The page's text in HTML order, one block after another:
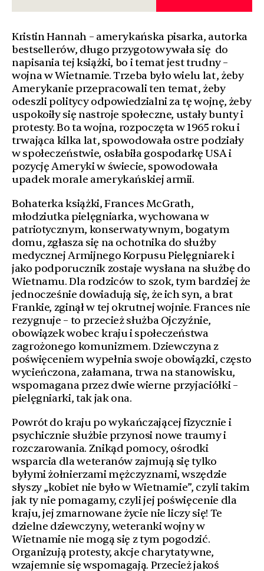
Kristin Hannah – amerykańska pisarka, autorka
bestsellerów, długo przygotowywała się do
napisania tej książki, bo i temat jest trudny –
wojna w Wietnamie. Trzeba było wielu lat, żeby
Amerykanie przepracowali ten temat, żeby
odeszli politycy odpowiedzialni za tę wojnę, żeby
uspokoiły się nastroje społeczne, ustały bunty i
protesty. Bo ta wojna, rozpoczęta w 1965 roku i
trwająca kilka lat, spowodowała ostre podziały
w społeczeństwie, osłabiła gospodarkę USA i
pozycję Ameryki w świecie, spowodowała
upadek morale amerykańskiej armii.
Bohaterka książki, Frances McGrath,
młodziutka pielęgniarka, wychowana w
patriotycznym, konserwatywnym, bogatym
domu, zgłasza się na ochotnika do służby
medycznej Armijnego Korpusu Pielęgniarek i
jako podporucznik zostaje wysłana na służbę do
Wietnamu. Dla rodziców to szok, tym bardziej że
jednocześnie dowiadują się, że ich syn, a brat
Frankie, zginął w tej okrutnej wojnie. Frances nie
rezygnuje – to przecież służba Ojczyźnie,
obowiązek wobec kraju i społeczeństwa
zagrożonego komunizmem. Dziewczyna z
poświęceniem wypełnia swoje obowiązki, często
wycieńczona, załamana, trwa na stanowisku,
wspomagana przez dwie wierne przyjaciółki –
pielęgniarki, tak jak ona.
Powrót do kraju po wykańczającej fizycznie i
psychicznie służbie przynosi nowe traumyi
rozczarowania. Znikąd pomocy, ośrodki
wsparcia dla weteranów zajmują się tylko
byłymi żołnierzami mężczyznami, wszędzie
słyszy „kobiet nie było w Wietnamie”, czyli takim
jakty nie pomagamy, czyli jej poświęcenie dla
kraju, jej zmarnowane życie nie liczy się! Te
dzielne dziewczyny, weteranki wojny w
Wietnamie nie mogą się z tym pogodzić.
Organizują protesty, akcje charytatywne,
wzajemnie się wspomagają. Przecież jakoś